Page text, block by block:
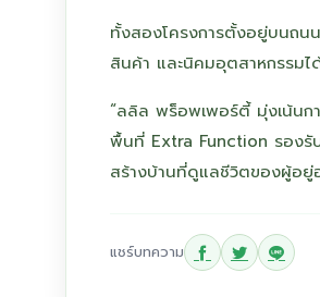
ทั้งสองโครงการตั้งอยู่บนถน
สินค้า และนิคมอุตสาหกรรม
“ลลิล พร็อพเพอร์ตี้ มุ่งเน้น
พื้นที่ Extra Function รองรั
สร้างบ้านที่ดูแลชีวิตของผู้อยู่
แชร์บทความ